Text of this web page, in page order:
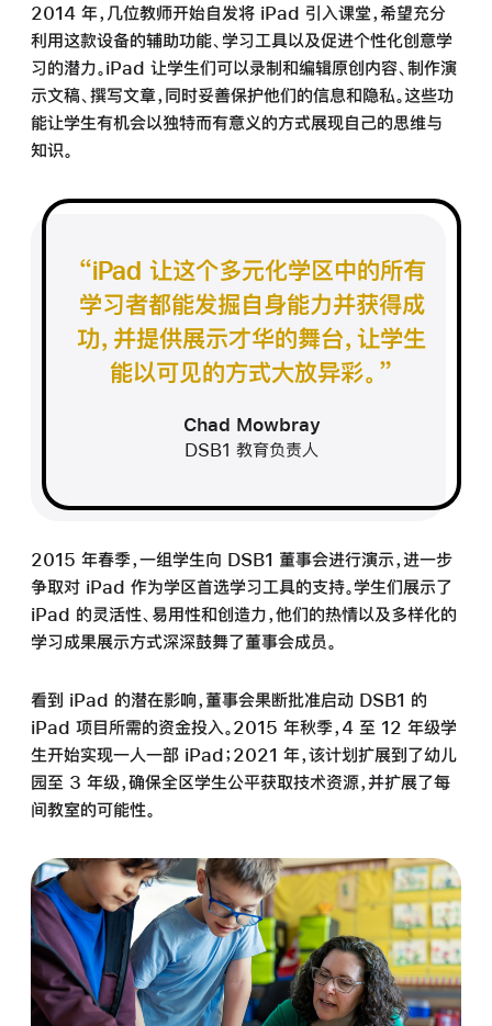
2014 年，几位教师开始自发将 iPad 引入课堂，希望充分
利用这款设备的辅助功能、学习工具以及促进个性化创意学
习的潜力。iPad 让学生们可以录制和编辑原创内容、制作演
示文稿、撰写文章， 同时妥善保护他们的信息和隐私。这些功
能让学生有机会以独特而有意义的方式展现自己的思维与
知识。
iPad 让这个多元化学区中的所有
学习者都能发掘自身能力并获得成
功，并提供展示才华的舞台，让学生
能以可见的方式大放异彩。
Chad Mowbray
DSB1 教育负责人
2015 年春季，一组学生向 DSB1 董事会进行演示，进一步
争取对 iPad 作为学区首选学习工具的支持。 学生们展示了
iPad 的灵活性、易用性和创造力，他们的热情以及多样化的
学习成果展示方式深深鼓舞了董事会成员。
看到 iPad 的潜在影响，董事会果断批准启动 DSB1 的
iPad 项目所需的资金投入。2015 年秋季， 4 至 12 年级学
生开始实现一人一部 iPad；2021 年，该计划扩展到了幼儿
园至 3 年级，确保全区学生公平获取技术资源，并扩展了每
间教室的可能性。